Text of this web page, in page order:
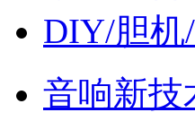
DIY/胆机
音响新技